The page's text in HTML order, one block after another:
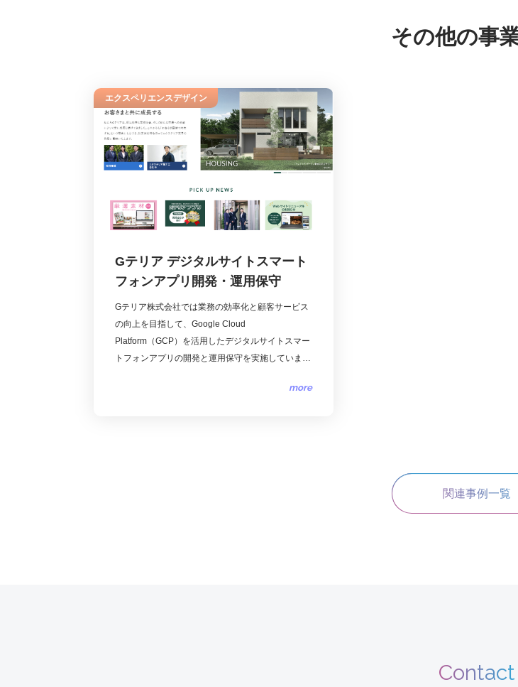
その他の事
エクスペリエンスデザイン
Gテリア デジタルサイトスマート
フォンアプリ開発・運用保守
Gテリア株式会社では業務の効率化と顧客サービス
の向上を目指して、Google Cloud
Platform（GCP）を活用したデジタルサイトスマー
トフォンアプリの開発と運用保守を実施していま
ビス群を活用し、、Firebase Hostingを中心に、more
関連事例一覧
Contact